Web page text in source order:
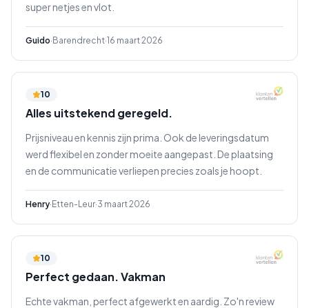
super netjes en vlot.
Guido· Barendrecht·16 maart 2026
10
Alles uitstekend geregeld.
Prijsniveau en kennis zijn prima. Ook de leveringsdatum
werd flexibel en zonder moeite aangepast. De plaatsing
en de communicatie verliepen precies zoals je hoopt.
Henry· Etten-Leur·3 maart 2026
10
Perfect gedaan. Vakman
Echte vakman, perfect afgewerkt en aardig. Zo'n review